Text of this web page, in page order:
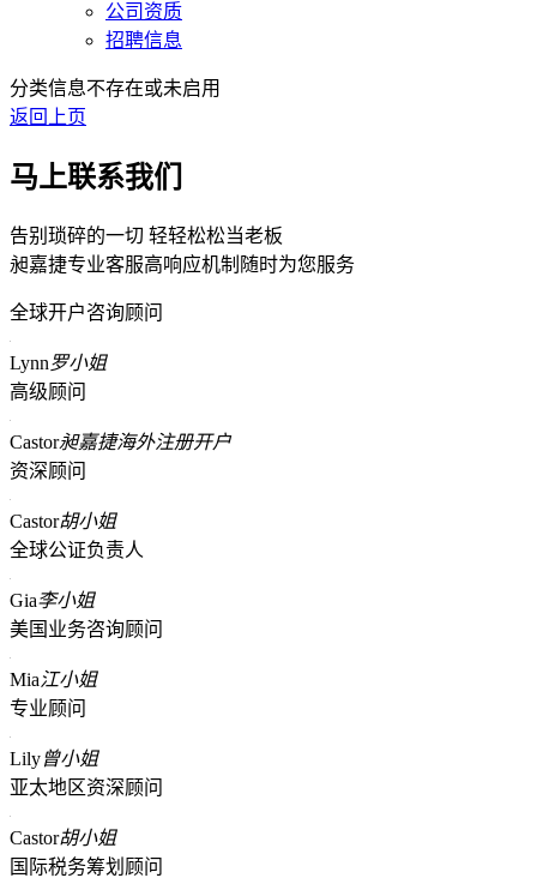
公司资质
招聘信息
分类信息不存在或未启用
返回上页
马上联系我们
告别琐碎的一切 轻轻松松当老板
昶嘉捷专业客服高响应机制随时为您服务
全球开户咨询顾问
Lynn罗小姐
高级顾问
Castor昶嘉捷海外注册开户
资深顾问
Castor胡小姐
全球公证负责人
Gia李小姐
美国业务咨询顾问
Mia江小姐
专业顾问
Lily曾小姐
亚太地区资深顾问
Castor胡小姐
国际税务筹划顾问